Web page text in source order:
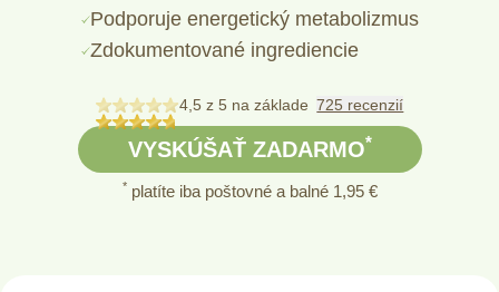
Podporuje energetický metabolizmus
Zdokumentované ingrediencie
4,5 z 5 na základe 725 recenzií
VYSKÚŠAŤ ZADARMO*
*platíte iba poštovné a balné 1,95 €